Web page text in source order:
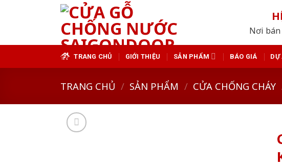
Nơi
TRANG CHỦ GIỚI THIỆU SẢN PHẨM BÁO GIÁ DỰ
TRANG CHỦ / SẢN PHẨM / CỬA CHỐNG CHÁY